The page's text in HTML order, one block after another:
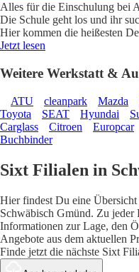
Alles für die Einschulung bei
Die Schule geht los und ihr
Hier kommen die heißesten
Jetzt lesen
Weitere Werkstatt &
ATU cleanpark Mazda
Toyota
SEAT Hyundai
Carglass
Citroen Europcar
Buchbinder
Sixt Filialen in
Hier findest Du eine
Schwäbisch Gmünd. Zu
Informationen zur Lage, den
Angebote aus dem aktuellen
Finde jetzt die nächste Sixt